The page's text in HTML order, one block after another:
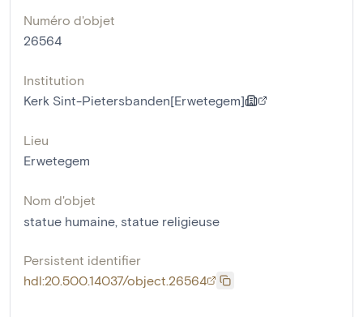
Numéro d'objet
26564
Institution
Kerk Sint-Pietersbanden[Erwetegem]
Lieu
Erwetegem
Nom d'objet
statue humaine statue religieuse
Persistent identifier
hdl:20.500.14037/object.26564